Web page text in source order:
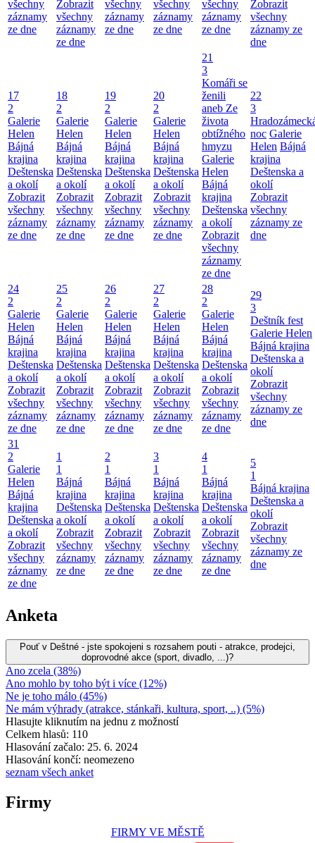
všechny
záznamy
ze dne
Zobrazit
všechny
záznamy
ze dne
všechny
záznamy
ze dne
všechny
záznamy
ze dne
všechny
záznamy
ze dne
Zobrazit
všechny
záznamy ze
dne
17
2
Galerie
Helen
Bájná
krajina
Deštenska
a okolí
Zobrazit
všechny
záznamy
ze dne
18
2
Galerie
Helen
Bájná
krajina
Deštenska
a okolí
Zobrazit
všechny
záznamy
ze dne
19
2
Galerie
Helen
Bájná
krajina
Deštenska
a okolí
Zobrazit
všechny
záznamy
ze dne
20
2
Galerie
Helen
Bájná
krajina
Deštenska
a okolí
Zobrazit
všechny
záznamy
ze dne
21
3
Komáři se
ženili
aneb Ze
života
obtížného
hmyzu
Galerie
Helen
Bájná
krajina
Deštenska
a okolí
Zobrazit
všechny
záznamy
ze dne
22
3
noc Galerie
Helen Bájná
krajina
Deštenska a
okolí
Zobrazit
všechny
záznamy ze
dne
24
2
Galerie
Helen
Bájná
krajina
Deštenska
a okolí
Zobrazit
všechny
záznamy
ze dne
25
2
Galerie
Helen
Bájná
krajina
Deštenska
a okolí
Zobrazit
všechny
záznamy
ze dne
26
2
Galerie
Helen
Bájná
krajina
Deštenska
a okolí
Zobrazit
všechny
záznamy
ze dne
27
2
Galerie
Helen
Bájná
krajina
Deštenska
a okolí
Zobrazit
všechny
záznamy
ze dne
28
2
Galerie
Helen
Bájná
krajina
Deštenska
a okolí
Zobrazit
všechny
záznamy
ze dne
29
3
Deštník fest
Galerie Helen
Bájná krajina
Deštenska a
okolí
Zobrazit
všechny
záznamy ze
dne
31
2
Galerie
Helen
Bájná
krajina
Deštenska
a okolí
Zobrazit
všechny
záznamy
ze dne
1
1
Bájná
krajina
Deštenska
a okolí
Zobrazit
všechny
záznamy
ze dne
2
1
Bájná
krajina
Deštenska
a okolí
Zobrazit
všechny
záznamy
ze dne
3
1
Bájná
krajina
Deštenska
a okolí
Zobrazit
všechny
záznamy
ze dne
4
1
Bájná
krajina
Deštenska
a okolí
Zobrazit
všechny
záznamy
ze dne
5
1
Bájná krajina
Deštenska a
okolí
Zobrazit
všechny
záznamy ze
dne
Anketa
Pouť v Deštné - jste spokojeni s rozsahem pouti - atrakce, prodejci,
doprovodné akce (sport, divadlo, ...)?
Ano zcela (38%)
Ano mohlo by toho být i více (12%)
Ne je toho málo (45%)
Ne mám výhrady (atrakce, stánkaři, kultura, sport, ..) (5%)
Hlasujte kliknutím na jednu z možností
Celkem hlasů: 110
Hlasování začalo: 25. 6. 2024
Hlasování končí: neomezeno
seznam všech anket
Firmy
FIRMY VE MĚSTĚ